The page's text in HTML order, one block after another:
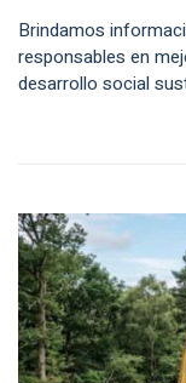
Brindamos
responsables en
desarrollo social